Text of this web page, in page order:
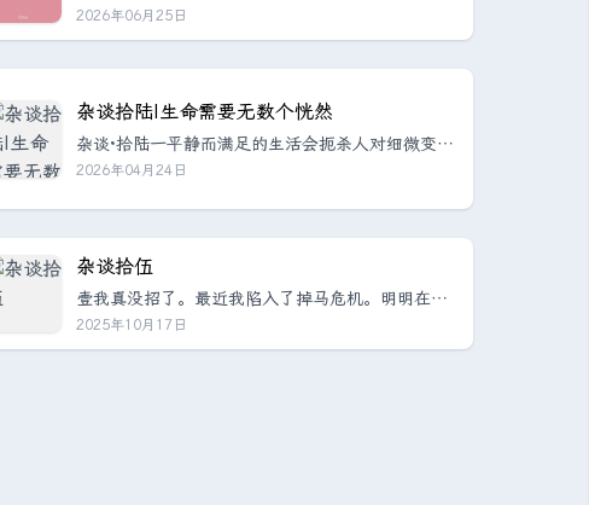
张熟悉的脸上。我们说些不重要的废话，偶尔碰
杯，偶尔沉默，为彼此的未来鼓掌庆贺，为面对的
在一起，就是好的。可是如果我换一桌人，同样的
饭菜，同样的灯光，同样的吃饭聊天这个行为，我
只想早点回家。区别不在吃饭这个动作上。一起吃
饭之所以快乐，前提是你已经把这些人当成了朋
友...
2026年06月25日
杂谈拾陆|生命需要无数个恍然
杂谈·拾陆一平静而满足的生活会扼杀人对细微变化
的感触。但平静不是敌人，麻木才是。但我似乎还
跳动。北京的午后已经可以感受到夏日的鼻息。尤
其当湿气大时，这种鼻息愈发与南方的记忆重叠，
闷热，潮湿。校园里的花朵已经逐渐开始谢了。二
吸气会激活交感神经，而呼气会激活副交感神经。
于是我开始练习IAP呼吸法。简单来讲，就是首先采
用腹式吸气，缓慢用鼻吸气，让腹部鼓起...
2026年04月24日
杂谈拾伍
壹我真没招了。最近我陷入了掉马危机。明明在读
博之后再也没有在朋友圈里转发过我自己的公众
号，但是这几天频频有现实中的朋友找到我，问：
2025年10月17日